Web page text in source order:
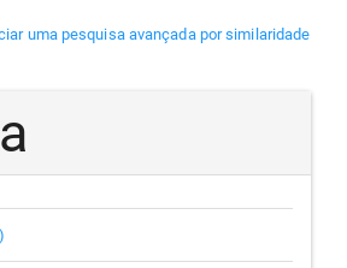
uma pesquisa avançada por similaridade